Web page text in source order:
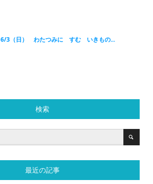
6/3（日） わたつみに すむ いきもの...
検索
最近の記事